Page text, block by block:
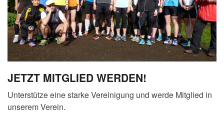
JETZT MITGLIED WERDEN!
Unterstütze eine starke Vereinigung und werde Mitglied in
unserem Verein.